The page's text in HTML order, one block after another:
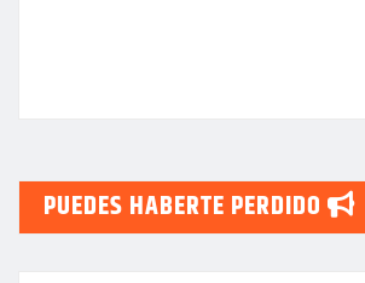
PUEDES HABERTE PERDIDO